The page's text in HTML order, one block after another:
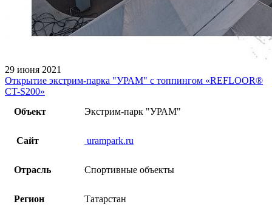
29 июня 2021
Открытие экстрим-парка "УРАМ" с топпингом «REFLOOR®️
CT-S200»
Объект
Экстрим-парк "УРАМ"
Сайт urampark.ru
Отрасль Спортивные объекты
Регион Татарстан